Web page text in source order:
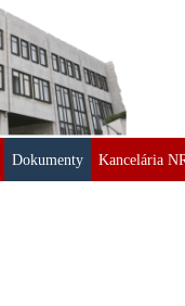
Dokumenty Kancelária